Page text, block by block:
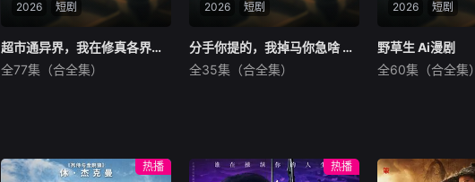
2026 短剧
超市通异界，我在修真各界搞倒卖 Ai漫剧
未知
超市通异界，我在修真各界搞倒卖 Ai漫剧
全77集（合全集）
2026 短剧
分手你提的，我掉马你急啥 Ai漫剧
未知
分手你提的，我掉马你急啥 Ai漫剧
全35集（合全集）
2026 短剧
野草生 Ai漫剧
未知
野草生 Ai漫剧
全60集（合全集）
热播 热播